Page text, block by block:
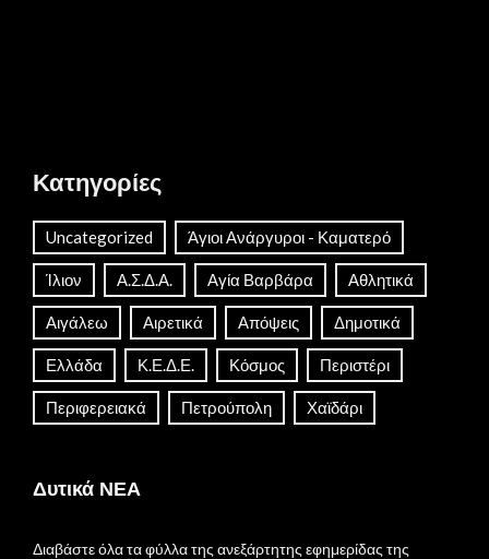
Κατηγορίες
Uncategorized Άγιοι Ανάργυροι - Καματερό
Ίλιον Α.Σ.Δ.Α. Αγία Βαρβάρα Αθλητικά
Αιγάλεω Αιρετικά Απόψεις Δημοτικά
Ελλάδα Κ.Ε.Δ.Ε. Κόσμος Περιστέρι
Περιφερειακά Πετρούπολη Χαϊδάρι
Δυτικά ΝΕΑ
Διαβάστε όλα τα φύλλα της ανεξάρτητης εφημερίδας της